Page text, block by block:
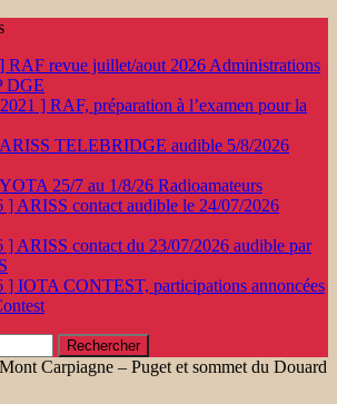
RAF revue juillet/aout 2026 Administrations
DGE
] RAF, préparation à l’examen pour la
ARISS TELEBRIDGE audible 5/8/2026
YOTA 25/7 au 1/8/26 Radioamateurs
] ARISS contact audible le 24/07/2026
] ARISS contact du 23/07/2026 audible par
] IOTA CONTEST, participations annoncées
Carpiagne – Puget et sommet du Douard